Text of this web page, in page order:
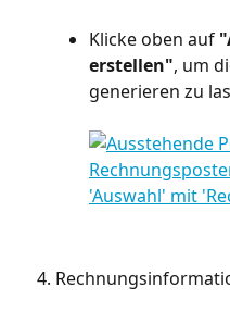
Klicke oben auf
erstellen", um
generieren zu